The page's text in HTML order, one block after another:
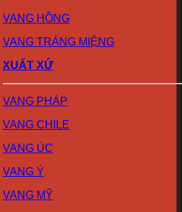
VANG HỒNG
VANG TRÁNG MIỆNG
XUẤT XỨ
VANG PHÁP
VANG CHILE
VANG ÚC
VANG Ý
VANG MỸ